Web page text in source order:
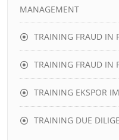
MANAGEMENT
TRAINING FRAUD IN
TRAINING FRAUD IN
TRAINING EKSPOR
TRAINING DUE